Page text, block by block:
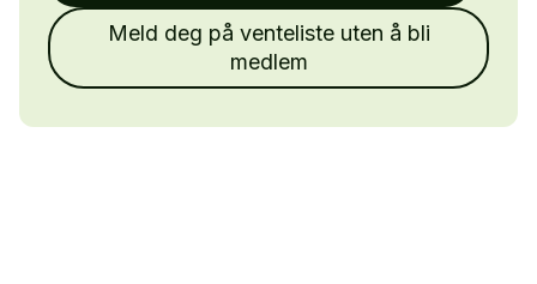
Meld deg på venteliste uten å bli
medlem